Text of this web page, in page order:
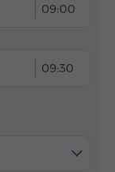
09:00
09:30